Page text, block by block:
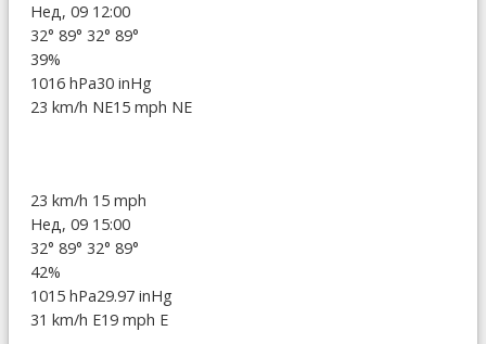
Нед, 09 12:00
32° 89° 32° 89°
39%
1016 hPa30 inHg
23 km/h NE15 mph NE
23 km/h 15 mph
Нед, 09 15:00
32° 89° 32° 89°
42%
1015 hPa29.97 inHg
31 km/h E19 mph E